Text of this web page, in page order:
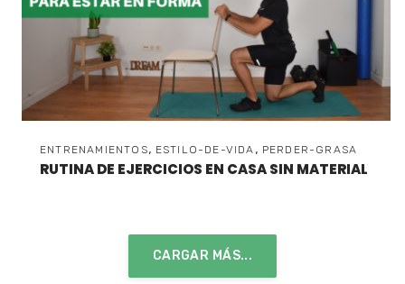
ENTRENAMIENTOS, ESTILO-DE-VIDA , PERDER-GRASA
RUTINA DE EJERCICIOS EN CASA SIN MATERIAL
CARGAR MÁS...